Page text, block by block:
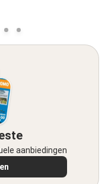
aanbiedingen